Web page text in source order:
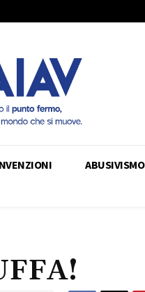
ABUSIVISMO